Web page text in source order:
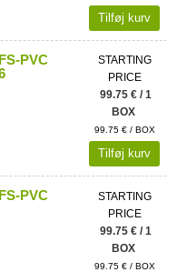
Tilføj kurv
PVC
STARTING
PRICE
99.75 € / 1
BOX
99.75 € / BOX
Tilføj kurv
PVC
STARTING
PRICE
99.75 € / 1
BOX
99.75 € / BOX